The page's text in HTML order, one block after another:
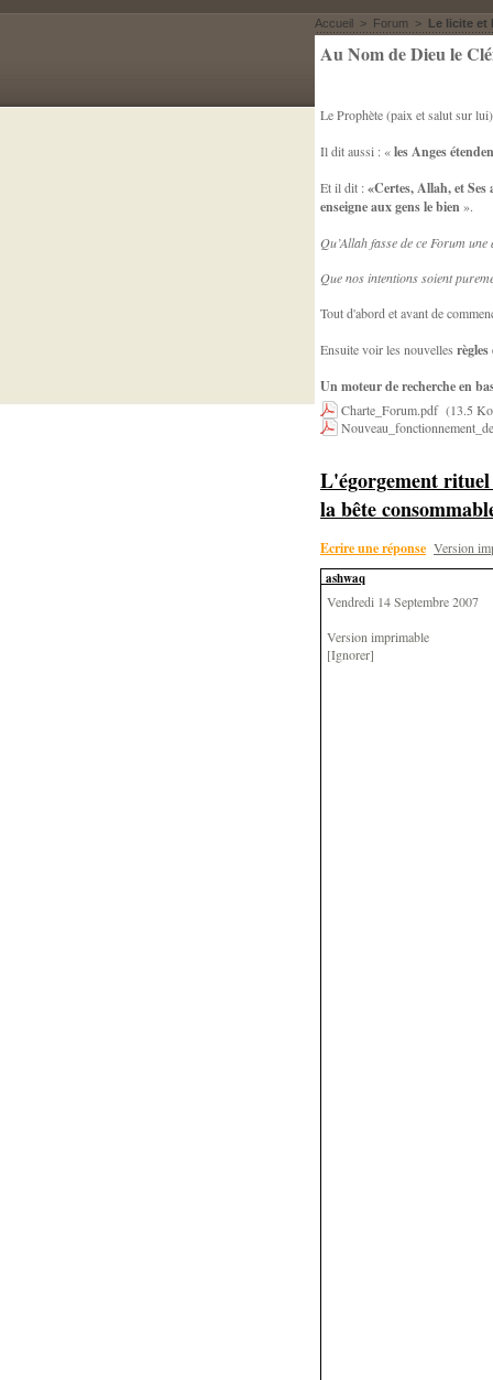
Accueil > Forum > Le licite et
Au Nom de Dieu le
Le Prophète (paix et salut sur
Il dit aussi : «les Anges
Et il dit :«Certes, Allah, et
enseigne aux gens le bien».
Qu’Allah fasse de ce Forum
Que nos intentions soient
Tout d'abord et avant de
Ensuite voir les nouvelles
Un moteur de recherche en
Charte_Forum.pdf (13.5
L'égorgement
la bête
Ecrire une réponse Version
ashwaq
Vendredi 14 Septembre 2007
Version imprimable
[Ignorer]